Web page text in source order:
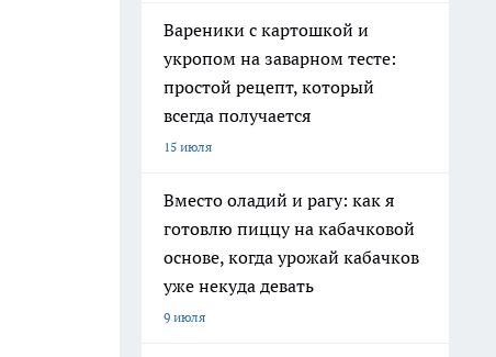
Вареники с картошкой и
укропом на заварном тесте:
простой рецепт, который
всегда получается
15 июля
Вместо оладий и рагу: как я
готовлю пиццу на кабачковой
основе, когда урожай кабачков
уже некуда девать
9 июля